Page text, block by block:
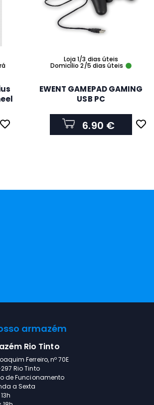
Loja 1/3 dias úteis
Domicílio 2/5 dias úteis
EWENT GAMEPAD GAMING
USB PC
6.90 €
armazém
Rio Tinto
Ferreiro, nº 70E
Rio Tinto
de Funcionamento
a Sexta